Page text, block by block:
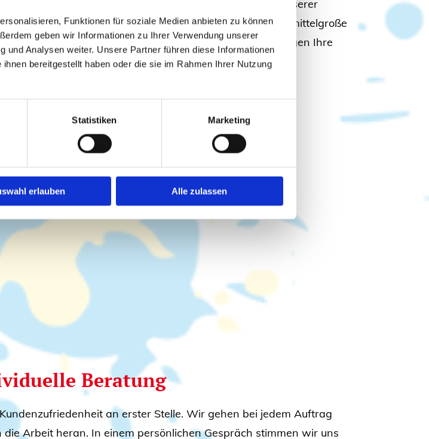
Funktionen für soziale Medien anbieten zu können
geben wir Informationen zu Ihrer Verwendung unserer
und Analysen weiter. Unsere Partner führen diese Informationen
bereitgestellt haben oder die sie im Rahmen Ihrer Nutzung
Statistiken Marketing
erlauben Alle zulassen
auf die individuellen Wünsche und Anforderungen unserer
Mitarbeitern sind wir die perfekte Wahl für klein- und mittelgroße
Privathaushalt, Büro oder Gewerbeimmobilie - wir bringen Ihre
Beratung
an erster Stelle. Wir gehen bei jedem Auftrag
Arbeit heran. In einem persönlichen Gespräch stimmen wir uns